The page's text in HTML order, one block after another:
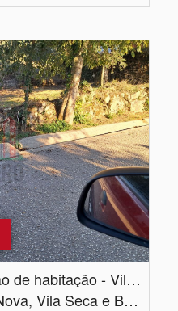
Terreno para construção de habitação - Vila Seca, Condeixa
Coimbra, Condeixa-a-Nova, Vila Seca e Bem da Fé